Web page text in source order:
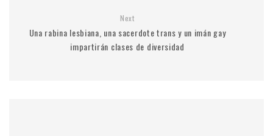
Next
Una rabina lesbiana, una sacerdote trans y un imán gay
impartirán clases de diversidad